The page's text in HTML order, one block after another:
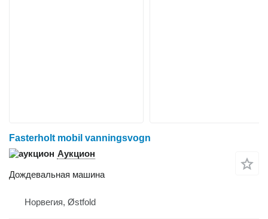
Fasterholt mobil vanningsvogn
Аукцион
Дождевальная машина
Норвегия, Østfold